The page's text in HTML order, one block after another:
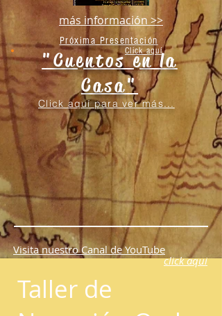
Próxima Presentación
Click aquí
más información >>
"Cuentos en la
Casa"
Click aquí para ver más...
Visita nuestro Canal de YouTube
click aqui
Taller de